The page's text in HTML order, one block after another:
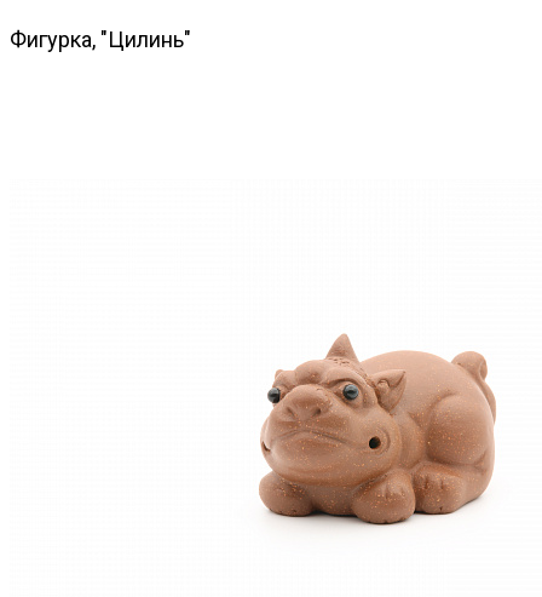
Фигурка, "Цилинь"